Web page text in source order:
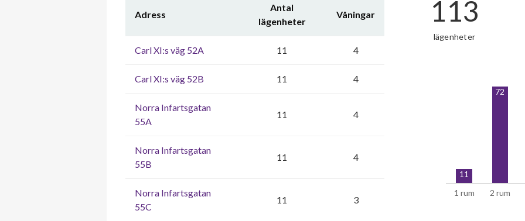
Adress
Antal
lägenheter
Våningar
Carl XI:s väg 52A 11 4
Carl XI:s väg 52B 11 4
Norra Infartsgatan
55A
11 4
Norra Infartsgatan
55B
11 4
Norra Infartsgatan
55C
11 3
113
lägenheter
1 rum 2 rum
11
72